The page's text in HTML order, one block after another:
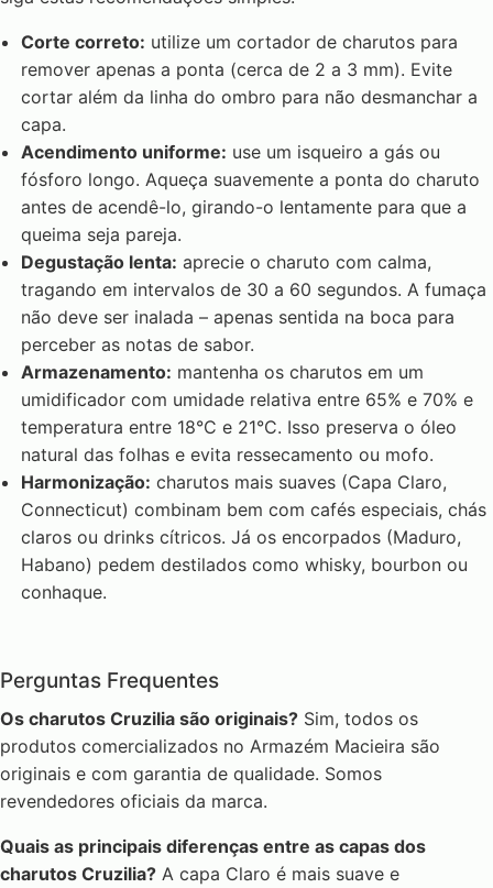
Corte correto: utilize um cortador de charutos para
remover apenas a ponta (cerca de 2 a 3 mm). Evite
cortar além da linha do ombro para não desmanchar a
capa.
Acendimento uniforme: use um isqueiro a gás ou
fósforo longo. Aqueça suavemente a ponta do charuto
antes de acendê-lo, girando-o lentamente para que a
queima seja pareja.
Degustação lenta: aprecie o charuto com calma,
tragando em intervalos de 30 a 60 segundos. A fumaça
não deve ser inalada – apenas sentida na boca para
perceber as notas de sabor.
Armazenamento: mantenha os charutos em um
umidificador com umidade relativa entre 65% e 70% e
temperatura entre 18°C e 21°C. Isso preserva o óleo
natural das folhas e evita ressecamento ou mofo.
Harmonização: charutos mais suaves (Capa Claro,
Connecticut) combinam bem com cafés especiais, chás
claros ou drinks cítricos. Já os encorpados (Maduro,
Habano) pedem destilados como whisky, bourbon ou
conhaque.
Perguntas Frequentes
Os charutos Cruzilia são originais? Sim, todos os
produtos comercializados no Armazém Macieira são
originais e com garantia de qualidade. Somos
revendedores oficiais da marca.
Quais as principais diferenças entre as capas dos
charutos Cruzilia? A capa Claro é mais suave e